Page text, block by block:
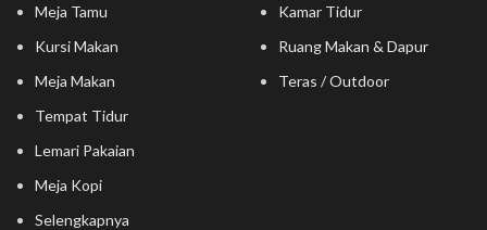
Meja Tamu
Kursi Makan
Meja Makan
Tempat Tidur
Lemari Pakaian
Meja Kopi
Selengkapnya
Kamar Tidur
Ruang Makan & Dapur
Teras / Outdoor